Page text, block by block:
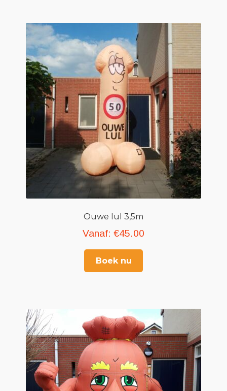
Ouwe lul 3,5m
Vanaf: €45.00
Boek nu